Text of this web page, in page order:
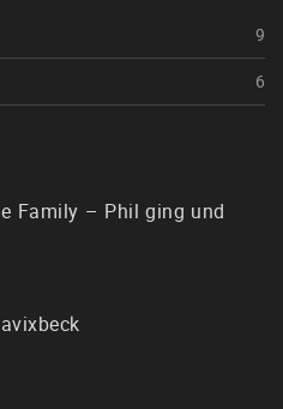
9
6
Family – Phil ging und